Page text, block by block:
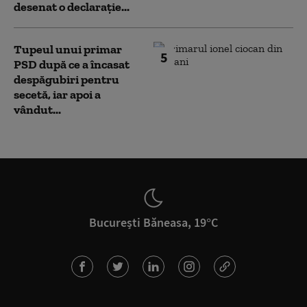
desenat o declarație...
5
Tupeul unui primar
PSD după ce a încasat
despăgubiri pentru
secetă, iar apoi a
vândut...
București Băneasa, 19°C